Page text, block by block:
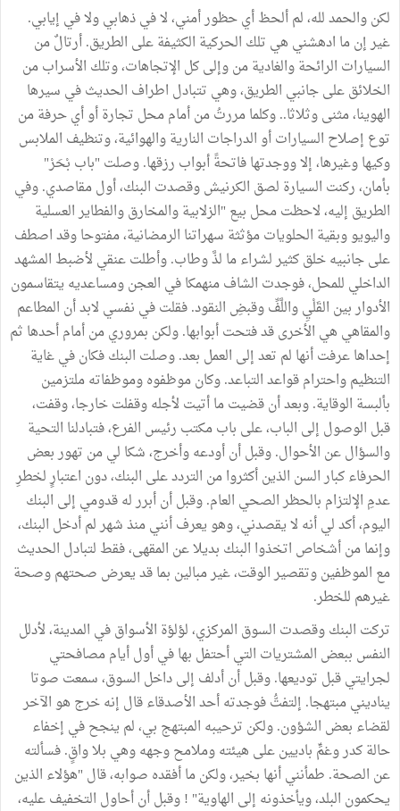
لكن والحمد لله، لم ألحظ أي حظور أمني، لا في ذهابي ولا في إيابي.
غير إن ما ادهشني هي تلك الحركية الكثيفة على الطريق. أرتالٌ من
السيارات الرائحة والغادية من وإلى كل الإتجاهات، وتلك الأسراب من
الخلائق على جانبي الطريق، وهي تتبادل اطراف الحديث في سيرها
الهوينا، مثنى وثلاثا.. وكلما مررتُ من أمام محل تجارة أو أي حرفة من
توع إصلاح السيارات أو الدراجات النارية والهوائية، وتنظيف الملابس
وكيها وغيرها، إلا ووجدتها فاتحةً أبواب رزقها. وصلت "باب بْحَرْ"
بأمان، ركنت السيارة لصق الكرنيش وقصدت البنك، أول مقاصدي. وفي
الطريق إليه، لاحظت محل بيع "الزلابية والمخارق والفطاير العسلية
واليويو وبقية الحلويات مؤثثة سهراتنا الرمضانية، مفتوحا وقد اصطف
على جانبيه خلق كثير لشراء ما لذَّ وطاب. وأطلت عنقي لأضبط المشهد
الداخلي للمحل، فوجدت الشاف منهمكا في العجن ومساعديه يتقاسمون
الأدوار بين القَلْيِ واللَّفِّ وقبضِ النقود. فقلت في نفسي لابد أن المطاعم
والمقاهي هي الأخرى قد فتحت أبوابها. ولكن بمروري من أمام أحدها ثم
إحداها عرفت أنها لم تعد إلى العمل بعد. وصلت البنك فكان في غاية
التنظيم واحترام قواعد التباعد. وكان موظفوه وموظفاته ملتزمين
بألبسة الوقاية. وبعد أن قضيت ما أتيت لأجله وقفلت خارجا، وقفت،
قبل الوصول إلى الباب، على باب مكتب رئيس الفرع، فتبادلنا التحية
والسؤال عن الأحوال. وقبل أن أودعه وأخرج، شكا لي من تهور بعض
الحرفاء كبار السن الذين أكثروا من التردد على البنك، دون اعتبارٍ لخطرِ
عدمِ الإلتزام بالحظر الصحي العام. وقبل أن أبرر له قدومي إلى البنك
اليوم، أكد لي أنه لا يقصدني، وهو يعرف أنني منذ شهر لم أدخل البنك،
وإنما من أشخاص اتخذوا البنك بديلا عن المقهى، فقط لتبادل الحديث
مع الموظفين وتقصير الوقت، غير مبالين بما قد يعرض صحتهم وصحة
غيرهم للخطر.
تركت البنك وقصدت السوق المركزي، لؤلؤة الأسواق في المدينة، لأدلل
النفس ببعض المشتريات التي أحتفل بها في أول أيام مصافحتي
لجرايتي قبل توديعها. وقبل أن أدلف إلى داخل السوق، سمعت صوتا
يناديني مبتهجا. إلتفتُّ فوجدته أحد الأصدقاء قال إنه خرج هو الآخر
لقضاء بعض الشؤون. ولكن ترحيبه المبتهج بي، لم ينجح في إخفاء
حالة كدر وغمٍّ باديين على هيئته وملامح وجهه وهي بلا واقٍ. فسألته
عن الصحة. طمأنني أنها بخير، ولكن ما أفقده صوابه، قال "هؤلاء الذين
يحكمون البلد، ويأخذونه إلى الهاوية" ! وقبل أن أحاول التخفيف عليه،